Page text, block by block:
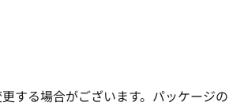
する場合がございます。パッケージの